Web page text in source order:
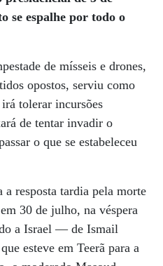
se espalhe por todo o
de mísseis e drones,
opostos, serviu como
tolerar incursões
de tentar invadir o
o que se estabeleceu
resposta tardia pela morte
30 de julho, na véspera
a Israel — de Ismail
esteve em Teerã para a